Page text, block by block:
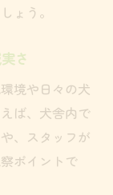
ょう。
さ
境や日々の犬
ば、犬舎内で
、スタッフが
ポイントで